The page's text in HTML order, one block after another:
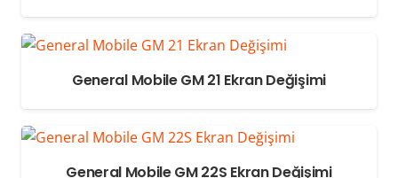
General Mobile GM 21 Ekran Değişimi
General Mobile GM 22S Ekran Değişimi